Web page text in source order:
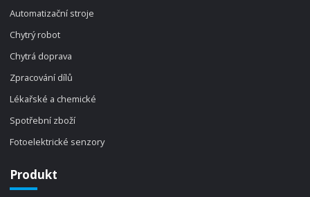
Automatizační stroje
Chytrý robot
Chytrá doprava
Zpracování dílů
Lékařské a chemické
Spotřební zboží
Fotoelektrické senzory
Produkt